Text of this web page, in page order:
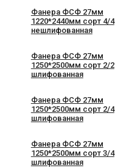
Фанера ФСФ 27мм
1220*2440мм сорт 4/4
нешлифованная
Фанера ФСФ 27мм
1250*2500мм сорт 2/2
шлифованная
Фанера ФСФ 27мм
1250*2500мм сорт 2/4
шлифованная
Фанера ФСФ 27мм
1250*2500мм сорт 3/4
шлифованная